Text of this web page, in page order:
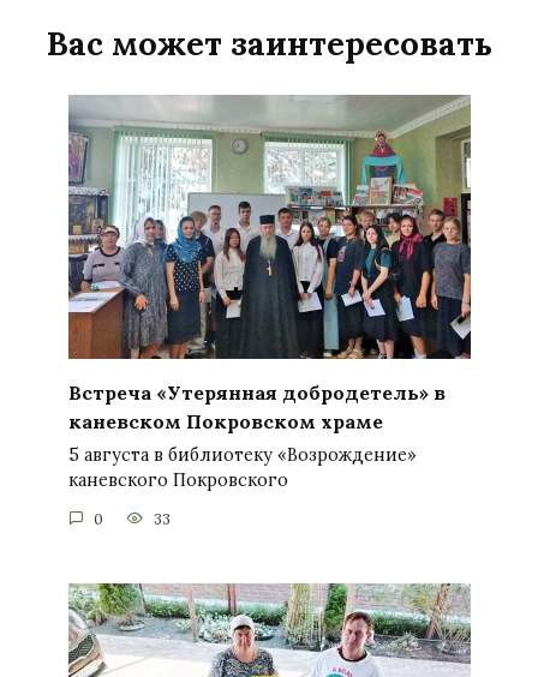
Вас может заинтересовать
Встреча «Утерянная добродетель» в
каневском Покровском храме
5 августа в библиотеку «Возрождение»
каневского Покровского
0 33